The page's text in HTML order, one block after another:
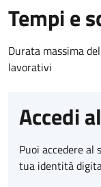
Tempi e
Durata massima
lavorativi
Accedi
Puoi accedere
tua identità